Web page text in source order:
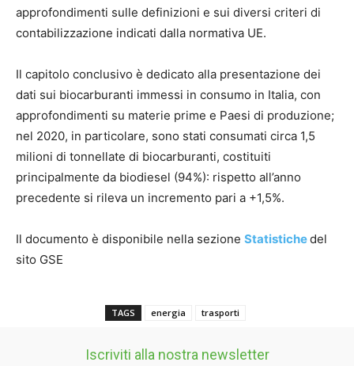
approfondimenti sulle definizioni e sui diversi criteri di
contabilizzazione indicati dalla normativa UE.
Il capitolo conclusivo è dedicato alla presentazione dei
dati sui biocarburanti immessi in consumo in Italia, con
approfondimenti su materie prime e Paesi di produzione;
nel 2020, in particolare, sono stati consumati circa 1,5
milioni di tonnellate di biocarburanti, costituiti
principalmente da biodiesel (94%): rispetto all’anno
precedente si rileva un incremento pari a +1,5%.
Il documento è disponibile nella sezione Statistichedel
sito GSE
TAGS energia trasporti
Iscriviti alla nostra newsletter